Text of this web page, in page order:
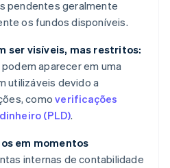
pendentes geralmente
os fundos disponíveis.
ser visíveis, mas restritos:
aparecer em uma
utilizáveis devido a
comoverificações
(PLD).
em momentos
internas de contabilidade